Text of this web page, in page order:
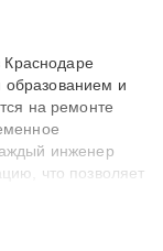
Краснодаре
и
на ремонте
инженер
что позволяет
мастера